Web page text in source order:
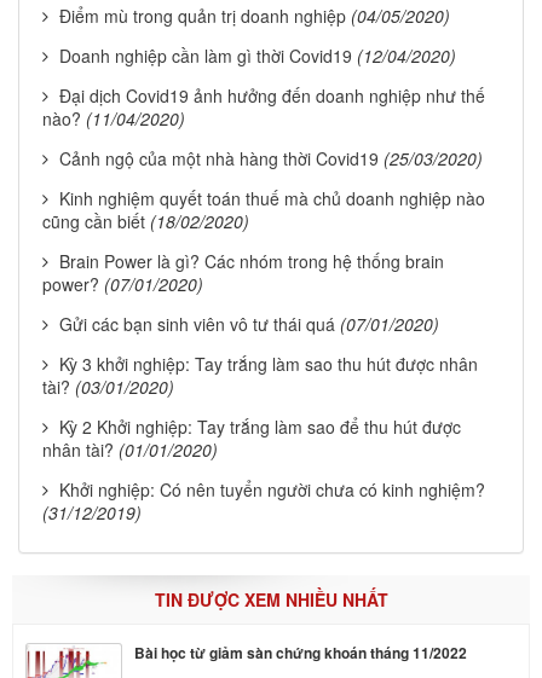
Điểm mù trong quản trị doanh nghiệp (04/05/2020)
Doanh nghiệp cần làm gì thời Covid19 (12/04/2020)
Đại dịch Covid19 ảnh hưởng đến doanh nghiệp như thế
nào? (11/04/2020)
Cảnh ngộ của một nhà hàng thời Covid19 (25/03/2020)
Kinh nghiệm quyết toán thuế mà chủ doanh nghiệp nào
cũng cần biết (18/02/2020)
Brain Power là gì? Các nhóm trong hệ thống brain
power? (07/01/2020)
Gửi các bạn sinh viên vô tư thái quá (07/01/2020)
Kỳ 3 khởi nghiệp: Tay trắng làm sao thu hút được nhân
tài? (03/01/2020)
Kỳ 2 Khởi nghiệp: Tay trắng làm sao để thu hút được
nhân tài? (01/01/2020)
Khởi nghiệp: Có nên tuyển người chưa có kinh nghiệm?
(31/12/2019)
TIN ĐƯỢC XEM NHIỀU NHẤT
Bài học từ giảm sàn chứng khoán tháng 11/2022